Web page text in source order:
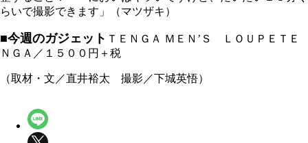
らいで撮影できます」（マツザキ）
■今週のガジェット ＴＥＮＧＡ ＭＥＮ’Ｓ ＬＯＵＰＥＴＥ
ＮＧＡ／１５００円＋税
（取材・文／直井裕太 撮影／下城英悟）